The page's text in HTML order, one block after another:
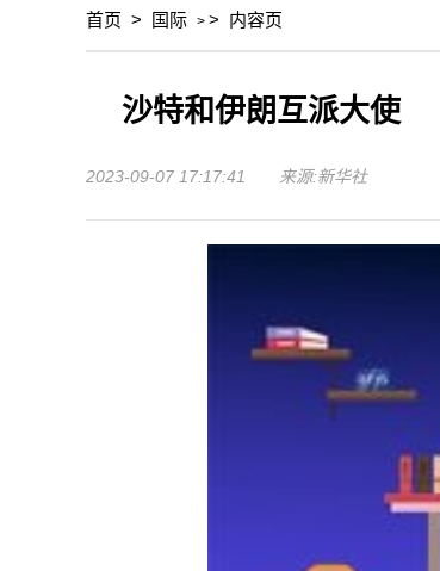
首页 > 国际 > > 内容页
沙特和伊朗互派大使
2023-09-07 17:17:41 来源:新华社